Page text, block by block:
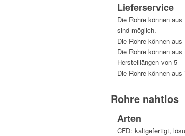
Lieferservice
Die Rohre können
sind möglich.
Die Rohre können
Die Rohre können
Herstelllängen von 5
Die Rohre können
Rohre nahtlos
Arten
CFD: kaltgefertigt,